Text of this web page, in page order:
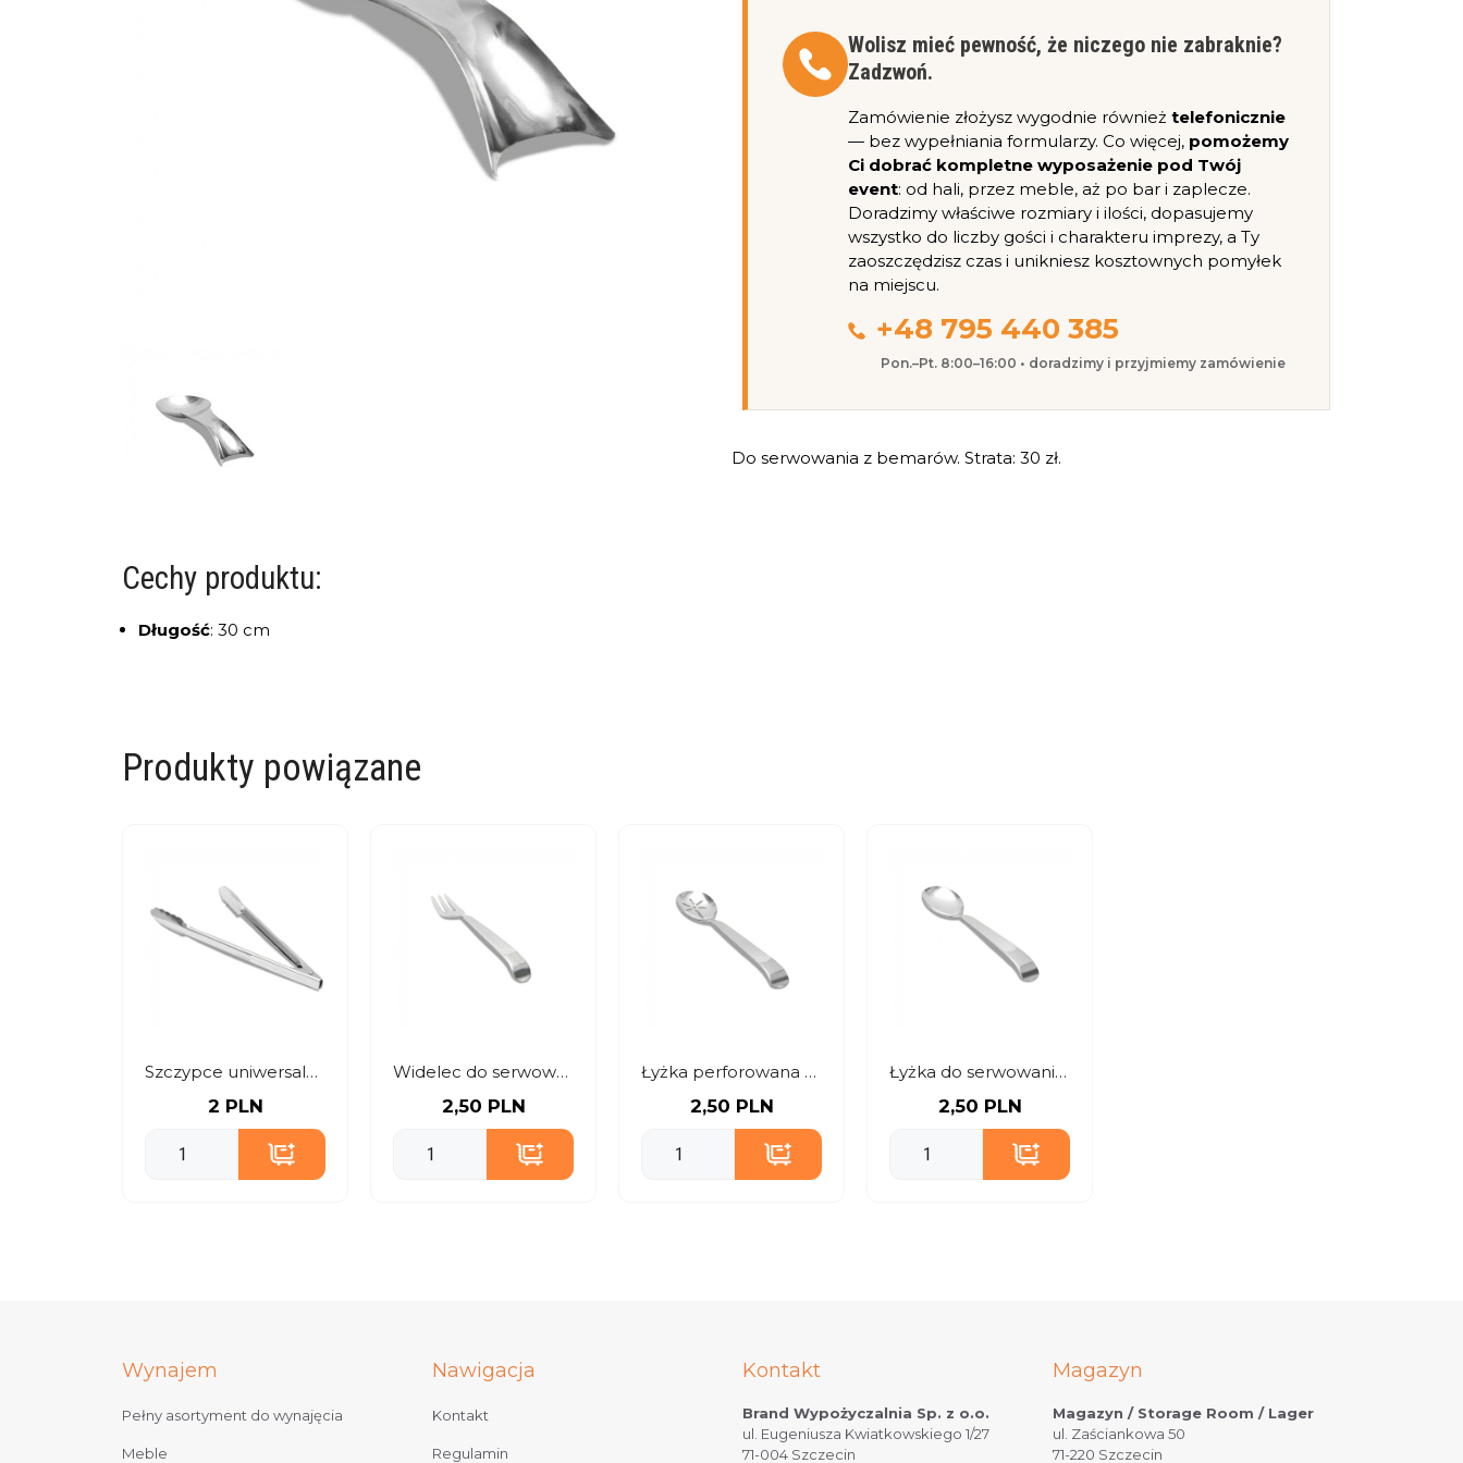
Cechy produktu:
Długość: 30 cm
Wolisz mieć pewność, że niczego nie zabraknie?
Zadzwoń.
Zamówienie złożysz wygodnie również telefonicznie
— bez wypełniania formularzy. Co więcej, pomożemy
Ci dobrać kompletne wyposażenie pod Twój
event: od hali, przez meble, aż po bar i zaplecze.
Doradzimy właściwe rozmiary i ilości, dopasujemy
wszystko do liczby gości i charakteru imprezy, a Ty
zaoszczędzisz czas i unikniesz kosztownych pomyłek
na miejscu.
+48 795 440 385
Pon.–Pt. 8:00–16:00 • doradzimy i przyjmiemy zamówienie
Do serwowania z bemarów. Strata: 30 zł.
Produkty powiązane
Szczypce uniwersalne 24, 30 i 40 cm
2 PLN
Widelec do serwowania 30 cm
2,50 PLN
Łyżka perforowana 30 cm
2,50 PLN
Łyżka do serwowania 30 cm
2,50 PLN
Wynajem
Pełny asortyment do wynajęcia
Meble
Nawigacja
Kontakt
Regulamin
Kontakt
Brand Wypożyczalnia Sp. z o.o.
ul. Eugeniusza Kwiatkowskiego 1/27
71-004 Szczecin
Magazyn
Magazyn / Storage Room / Lager
ul. Zaściankowa 50
71-220 Szczecin